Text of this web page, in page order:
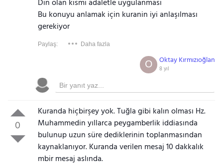
Din olan kısmı adaletle uygulanmasi
Bu konuyu anlamak için kuranin iyi anlaşılması
gerekiyor
Paylaş: Daha fazla
Oktay Kırmızıoğlan
8 yıl
O
0
Kuranda hiçbirşey yok. Tuğla gibi kalın olması Hz.
Muhammedin yıllarca peygamberlik iddiasında
bulunup uzun süre dediklerinin toplanmasından
kaynaklanıyor. Kuranda verilen mesaj 10 dakkalık
mbir mesaj aslında.